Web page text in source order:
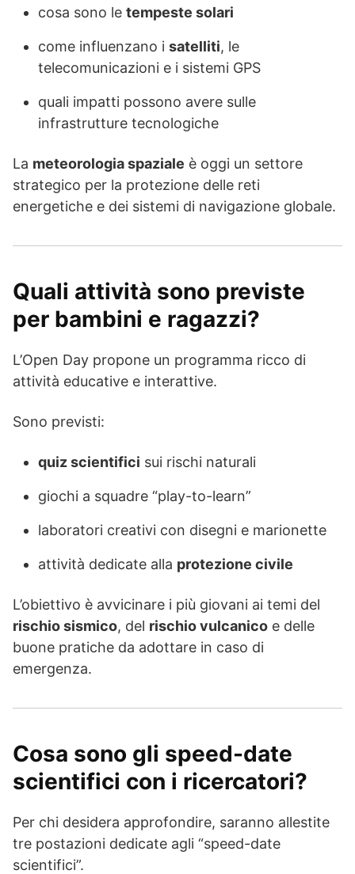
cosa sono le tempeste solari
come influenzano i satelliti, le
telecomunicazioni e i sistemi GPS
quali impatti possono avere sulle
infrastrutture tecnologiche
La meteorologia spaziale è oggi un settore
strategico per la protezione delle reti
energetiche e dei sistemi di navigazione globale.
Quali attività sono previste
per bambini e ragazzi?
L’Open Day propone un programma ricco di
attività educative e interattive.
Sono previsti:
quiz scientifici sui rischi naturali
giochi a squadre “play-to-learn”
laboratori creativi con disegni e marionette
attività dedicate alla protezione civile
L’obiettivo è avvicinare i più giovani ai temi del
rischio sismico, del rischio vulcanico e delle
buone pratiche da adottare in caso di
emergenza.
Cosa sono gli speed-date
scientifici con i ricercatori?
Per chi desidera approfondire, saranno allestite
tre postazioni dedicate agli “speed-date
scientifici”.